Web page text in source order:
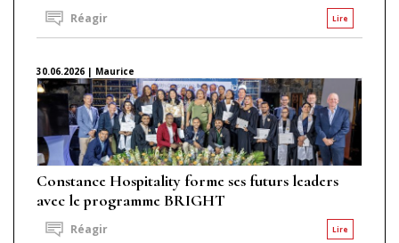
Lire
Réagir
30.06.2026 | Maurice
Constance Hospitality forme ses futurs leaders
avec le programme BRIGHT
Lire
Réagir